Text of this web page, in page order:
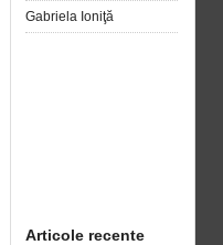
Gabriela Ioniţă
Articole recente